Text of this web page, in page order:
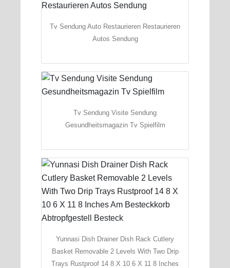
Tv Sendung Auto Restaurieren Restaurieren
Autos Sendung
Tv Sendung Visite Sendung
Gesundheitsmagazin Tv Spielfilm
Yunnasi Dish Drainer Dish Rack Cutlery
Basket Removable 2 Levels With Two Drip
Trays Rustproof 14 8 X 10 6 X 11 8 Inches